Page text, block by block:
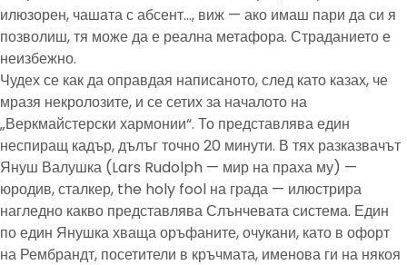
илюзорен, чашата с абсент…, виж — ако имаш пари да си я
позволиш, тя може да е реална метафора. Страданието е
неизбежно.
Чудех се как да оправдая написаното, след като казах, че
мразя некролозите, и се сетих за началото на
„Веркмайстерски хармонии“. То представлява един
неспиращ кадър, дълъг точно 20 минути. В тях разказвачът
Януш Валушка (Lars Rudolph — мир на праха му) —
юродив, сталкер, the holy fool на града — илюстрира
нагледно какво представлява Слънчевата система. Един
по един Янушка хваща оръфаните, очукани, като в офорт
на Рембрандт, посетители в кръчмата, именова ги на някоя